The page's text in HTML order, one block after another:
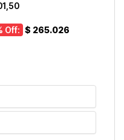
Off: $ 265.026